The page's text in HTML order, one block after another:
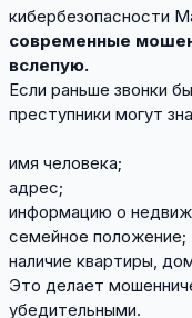
кибербезопасности
современные
вслепую.
Если раньше звонки
преступники могут
имя человека;
адрес;
информацию о
семейное положение;
наличие квартиры,
Это делает
убедительными.